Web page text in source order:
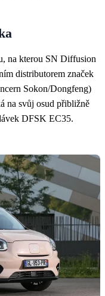
na kterou SN Diffusion
distributorem značek
Sokon/Dongfeng)
na svůj osud přibližně
DFSK EC35.